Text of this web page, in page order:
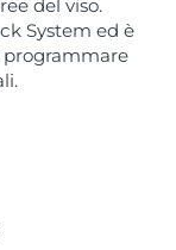
del viso.
System ed è
programmare